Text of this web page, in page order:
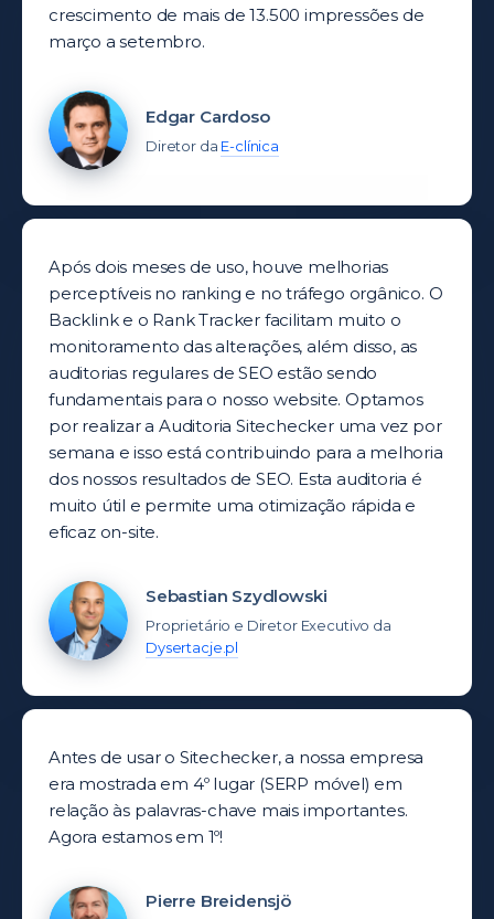
crescimento de mais de 13.500 impressões de
março a setembro.
Edgar Cardoso
Diretor da E-clínica
Após dois meses de uso, houve melhorias
perceptíveis no ranking e no tráfego orgânico. O
Backlink e o Rank Tracker facilitam muito o
monitoramento das alterações, além disso, as
auditorias regulares de SEO estão sendo
fundamentais para o nosso website. Optamos
por realizar a Auditoria Sitechecker uma vez por
semana e isso está contribuindo para a melhoria
dos nossos resultados de SEO. Esta auditoria é
muito útil e permite uma otimização rápida e
eficaz on-site.
Sebastian Szydlowski
Proprietário e Diretor Executivo da
Dysertacje.pl
Antes de usar o Sitechecker, a nossa empresa
era mostrada em 4º lugar (SERP móvel) em
relação às palavras-chave mais importantes.
Agora estamos em 1º!
Pierre Breidensjö